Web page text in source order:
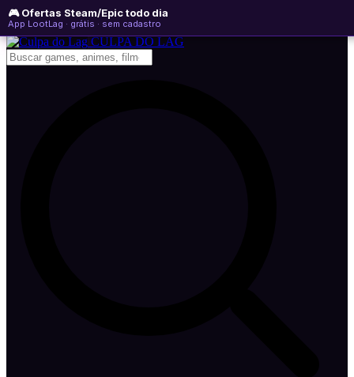
🎮 Ofertas Steam/Epic todo dia
App LootLag · grátis · sem cadastro
quinta-feira, 06 de agosto de 2026
Newsletter
CULPA DO LAG